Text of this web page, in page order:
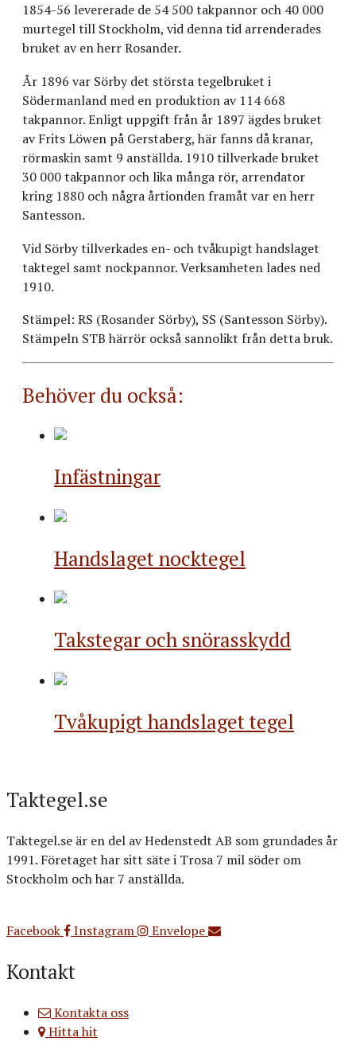
1854-56 levererade de 54 500 takpannor och 40 000
murtegel till Stockholm, vid denna tid arrenderades
bruket av en herr Rosander.
År 1896 var Sörby det största tegelbruket i
Södermanland med en produktion av 114 668
takpannor. Enligt uppgift från år 1897 ägdes bruket
av Frits Löwen på Gerstaberg, här fanns då kranar,
rörmaskin samt 9 anställda. 1910 tillverkade bruket
30 000 takpannor och lika många rör, arrendator
kring 1880 och några årtionden framåt var en herr
Santesson.
Vid Sörby tillverkades en- och tvåkupigt handslaget
taktegel samt nockpannor. Verksamheten lades ned
1910.
Stämpel: RS (Rosander Sörby), SS (Santesson Sörby).
Stämpeln STB härrör också sannolikt från detta bruk.
Behöver du också:
Infästningar
Handslaget nocktegel
Takstegar och snörasskydd
Tvåkupigt handslaget tegel
Taktegel.se
Taktegel.se är en del av Hedenstedt AB som grundades år
1991. Företaget har sitt säte i Trosa 7 mil söder om
Stockholm och har 7 anställda.
Facebook
Instagram Envelope
Kontakt
Kontakta oss
Hitta hit